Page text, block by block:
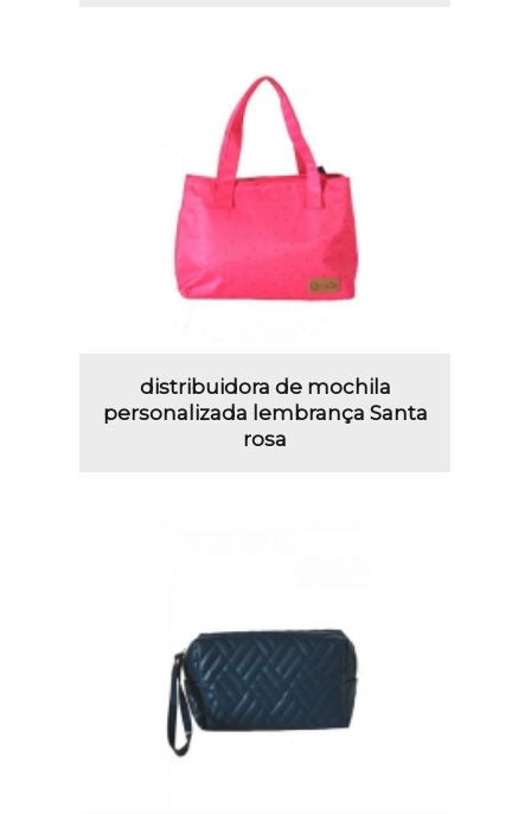
distribuidora de mochila
personalizada lembrança Santa
rosa